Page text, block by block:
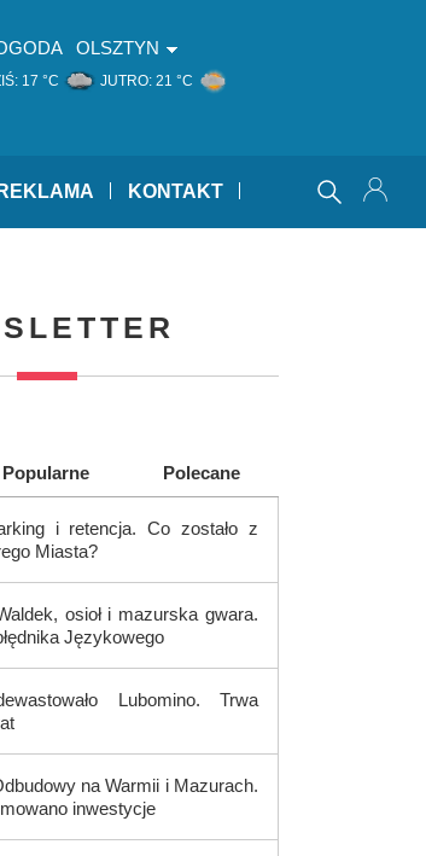
OLSZTYN
17 °C JUTRO: 21 °C
REKLAMA KONTAKT
Popularne Polecane
i retencja. Co zostało z
Miasta?
osioł i mazurska gwara.
Językowego
Lubomino. Trwa
na Warmii i Mazurach.
inwestycje